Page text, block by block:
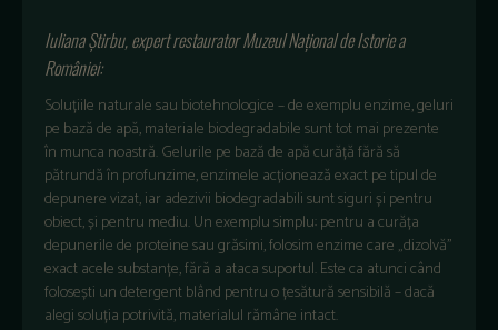
Iuliana Știrbu, expert restaurator Muzeul Național de Istorie a
României:
Soluțiile naturale sau biotehnologice – de exemplu enzime, geluri
pe bază de apă, materiale biodegradabile sunt tot mai prezente
în munca noastră. Gelurile pe bază de apă curăță fără să
pătrundă în profunzime, enzimele acționează exact pe tipul de
depunere vizat, iar adezivii biodegradabili sunt siguri și pentru
obiect, și pentru mediu. Un exemplu simplu: pentru a curăța
depunerile de proteine sau grăsimi, folosim enzime care „dizolvă”
exact acele substanțe, fără a ataca suportul. Este ca atunci când
folosești un detergent blând pentru o țesătură sensibilă – dacă
alegi soluția potrivită, materialul rămâne intact.